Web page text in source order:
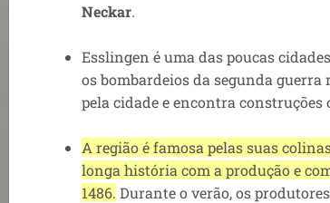
Neckar.
Esslingen é uma das poucas
os bombardeios da segunda
pela cidade e encontra construções
A região é famosa pelas suas
longa história com a produção e
1486. Durante o verão, os